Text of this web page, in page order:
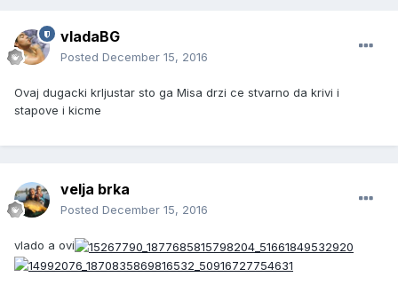
vladaBG
Posted December 15, 2016
Ovaj dugacki krljustar sto ga Misa drzi ce stvarno da krivi i
stapove i kicme
velja brka
Posted December 15, 2016
vlado a ovi